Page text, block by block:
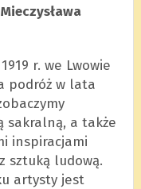
r. we Lwo­wie
podróż w lata
sakralną, a także
inspi­ra­cjami
sztuką ludową.
arty­sty jest